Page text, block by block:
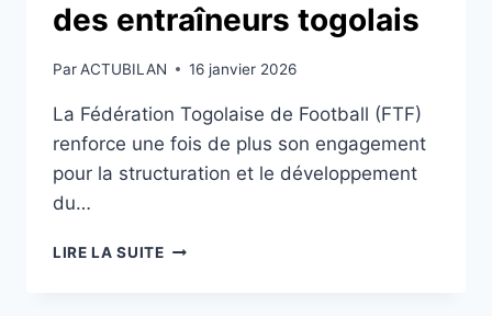
des entraîneurs togolais
ParACTUBILAN 16 janvier 2026
La Fédération Togolaise de Football (FTF)
renforce une fois de plus son engagement
pour la structuration et le développement
du…
LIRE LA SUITELICENCE